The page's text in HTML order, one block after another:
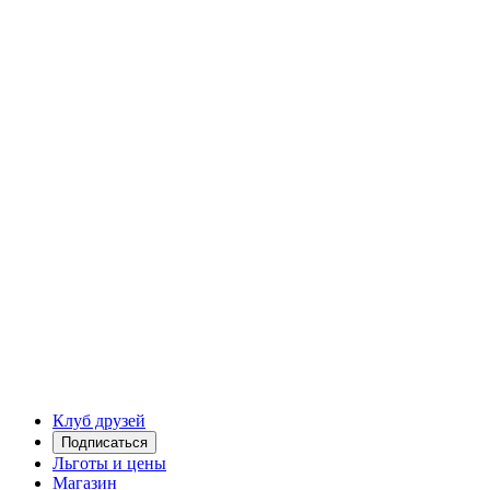
Клуб друзей
Подписаться
Льготы и цены
Магазин